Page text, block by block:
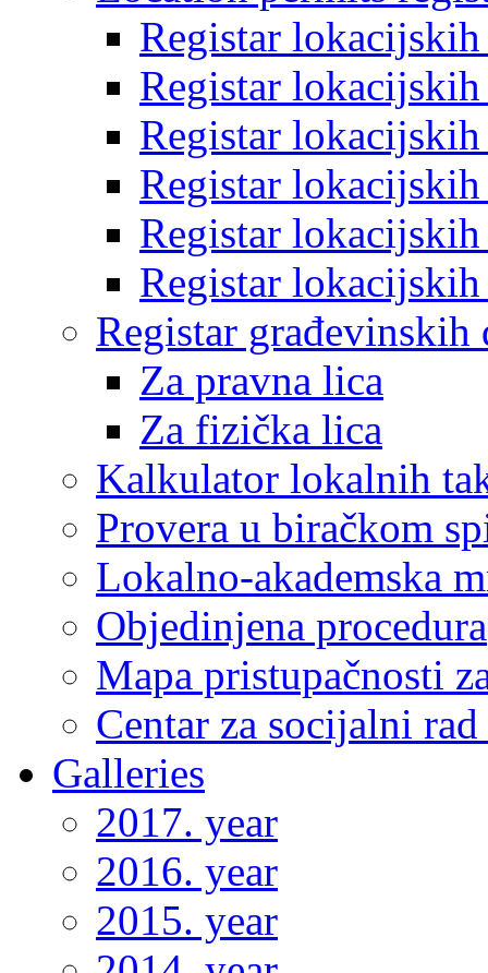
Registar
Registar
Registar
Registar
Registar
Registar
Registar građevinskih
Za pravna lica
Za fizička lica
Kalkulator lokalnih
Provera u biračkom
Lokalno-akademska
Objedinjena procedura
Mapa pristupačnosti
Centar za socijalni
Galleries
2017. year
2016. year
2015. year